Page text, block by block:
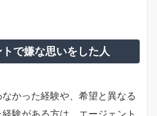
で嫌な思いをした人
かった経験や、希望と異なる
験がある方は、エージェント